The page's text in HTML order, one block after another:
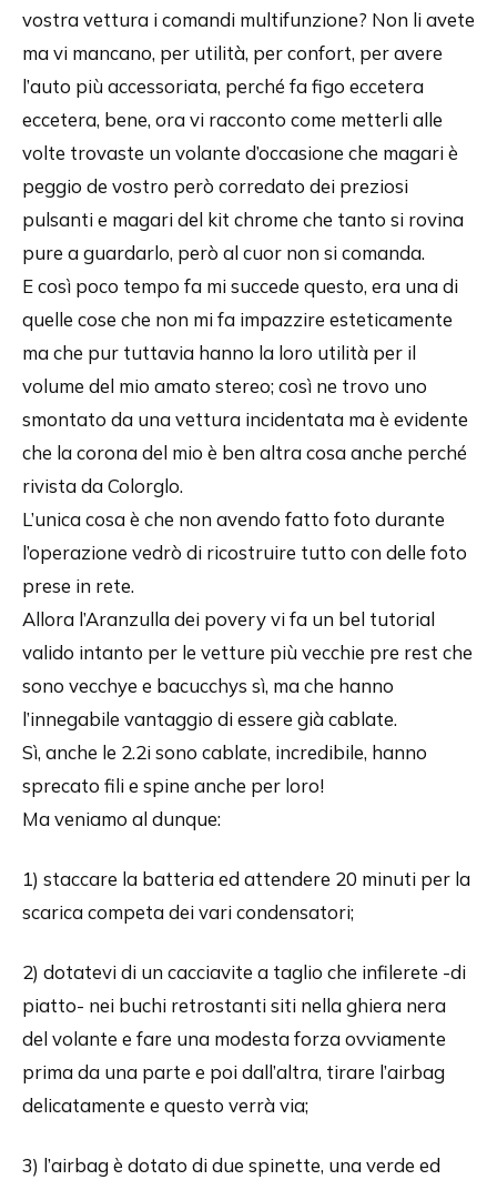
vostra vettura i comandi multifunzione? Non li avete
ma vi mancano, per utilità, per confort, per avere
l’auto più accessoriata, perché fa figo eccetera
eccetera, bene, ora vi racconto come metterli alle
volte trovaste un volante d’occasione che magari è
peggio de vostro però corredato dei preziosi
pulsanti e magari del kit chrome che tanto si rovina
pure a guardarlo, però al cuor non si comanda.
E così poco tempo fa mi succede questo, era una di
quelle cose che non mi fa impazzire esteticamente
ma che pur tuttavia hanno la loro utilità per il
volume del mio amato stereo; così ne trovo uno
smontato da una vettura incidentata ma è evidente
che la corona del mio è ben altra cosa anche perché
rivista da Colorglo.
L’unica cosa è che non avendo fatto foto durante
l’operazione vedrò di ricostruire tutto con delle foto
prese in rete.
Allora l’Aranzulla dei povery vi fa un bel tutorial
valido intanto per le vetture più vecchie pre rest che
sono vecchye e bacucchys sì, ma che hanno
l’innegabile vantaggio di essere già cablate.
Sì, anche le 2.2i sono cablate, incredibile, hanno
sprecato fili e spine anche per loro!
Ma veniamo al dunque:
1) staccare la batteria ed attendere 20 minuti per la
scarica competa dei vari condensatori;
2) dotatevi di un cacciavite a taglio che infilerete -di
piatto- nei buchi retrostanti siti nella ghiera nera
del volante e fare una modesta forza ovviamente
prima da una parte e poi dall’altra, tirare l’airbag
delicatamente e questo verrà via;
3) l’airbag è dotato di due spinette, una verde ed